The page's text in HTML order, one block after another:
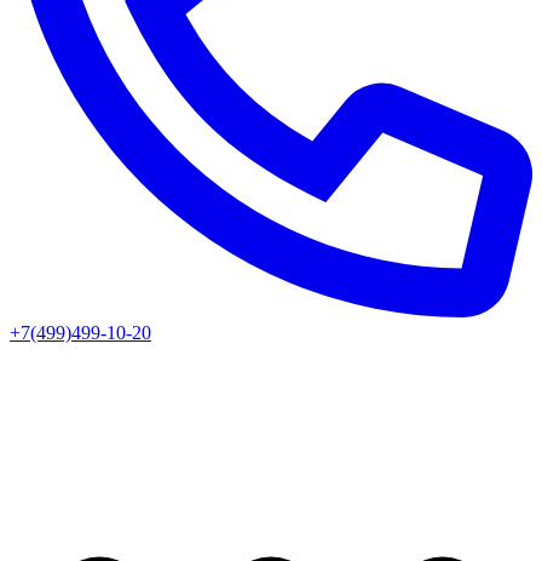
+7(499)499-10-20